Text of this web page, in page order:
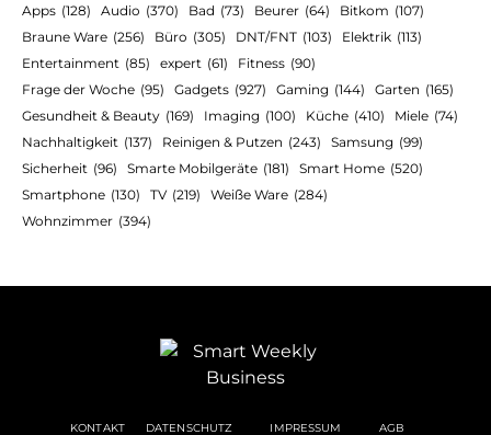
Apps (128) Audio (370) Bad (73) Beurer (64) Bitkom (107)
Braune Ware (256) Büro (305) DNT/FNT (103) Elektrik (113)
Entertainment (85) expert (61) Fitness (90)
Frage der Woche (95) Gadgets (927) Gaming (144) Garten (165)
Gesundheit & Beauty (169) Imaging (100) Küche (410) Miele (74)
Nachhaltigkeit (137) Reinigen & Putzen (243) Samsung (99)
Sicherheit (96) Smarte Mobilgeräte (181) Smart Home (520)
Smartphone (130) TV (219) Weiße Ware (284)
Wohnzimmer (394)
KONTAKT DATENSCHUTZ IMPRESSUM AGB